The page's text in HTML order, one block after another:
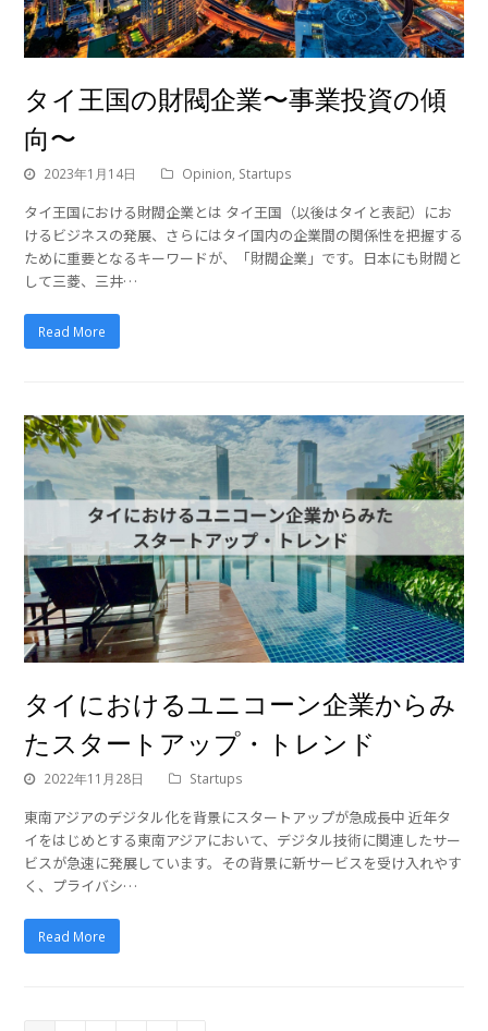
タイ王国の財閥企業〜事業投資の傾
向〜
2023年1月14日 Opinion, Startups
タイ王国における財閥企業とは タイ王国（以後はタイと表記）にお
けるビジネスの発展、さらにはタイ国内の企業間の関係性を把握する
ために重要となるキーワードが、「財閥企業」です。日本にも財閥と
して三菱、三井…
Read More
タイにおけるユニコーン企業からみ
たスタートアップ・トレンド
2022年11月28日 Startups
東南アジアのデジタル化を背景にスタートアップが急成長中 近年タ
イをはじめとする東南アジアにおいて、デジタル技術に関連したサー
ビスが急速に発展しています。その背景に新サービスを受け入れやす
く、プライバシ…
Read More